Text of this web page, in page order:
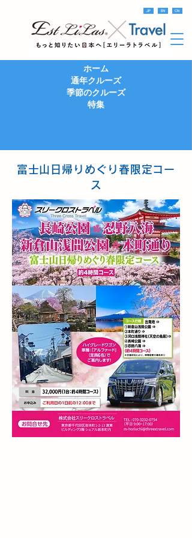
JP EN CN
ホーム
通年クルーズ
季節のクルーズ
特集
富士山日帰りめぐり春限定コー
ス